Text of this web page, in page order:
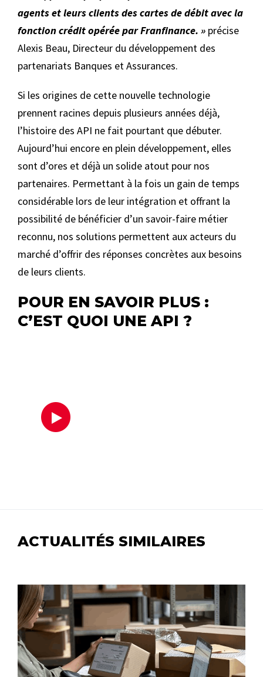
agents et leurs clients des cartes de débit avec la
fonction crédit opérée par Franfinance. » précise
Alexis Beau, Directeur du développement des
partenariats Banques et Assurances.
Si les origines de cette nouvelle technologie
prennent racines depuis plusieurs années déjà,
l’histoire des API ne fait pourtant que débuter.
Aujourd’hui encore en plein développement, elles
sont d’ores et déjà un solide atout pour nos
partenaires. Permettant à la fois un gain de temps
considérable lors de leur intégration et offrant la
possibilité de bénéficier d’un savoir-faire métier
reconnu, nos solutions permettent aux acteurs du
marché d’offrir des réponses concrètes aux besoins
de leurs clients.
POUR EN SAVOIR PLUS :
C’EST QUOI UNE API ?
ACTUALITÉS SIMILAIRES